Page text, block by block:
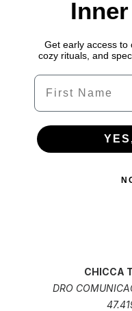
Get early access to
cozy rituals, and
Name
CHICCA
DRO